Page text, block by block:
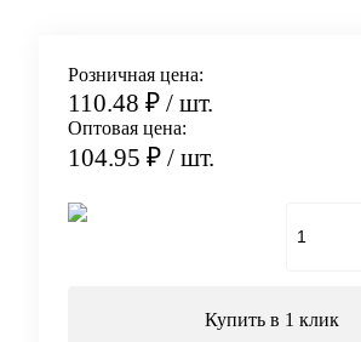
Розничная цена:
110.48 ₽ / шт.
Оптовая цена:
104.95 ₽ / шт.
Купить в 1 клик